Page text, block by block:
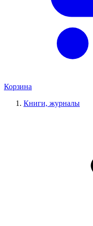
Корзина
Книги, журналы